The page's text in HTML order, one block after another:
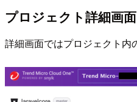
プロジェクト詳細画面
詳細画面ではプロジェクト内